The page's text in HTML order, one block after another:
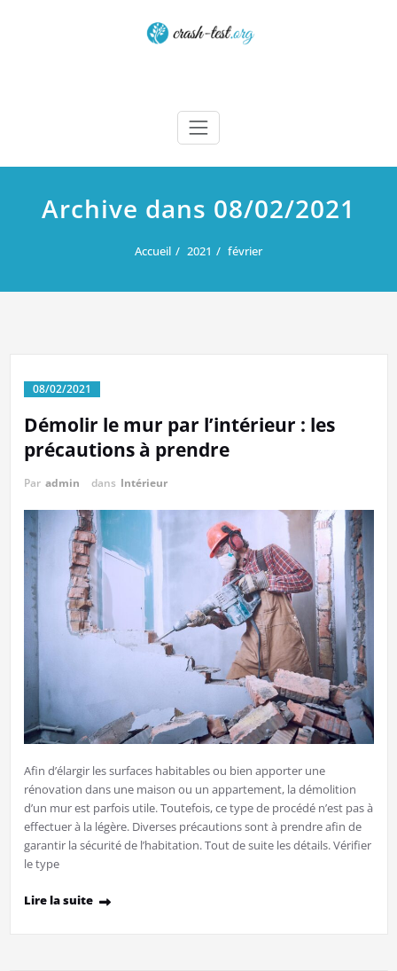
Archive dans 08/02/2021
Accueil 2021 février
08/02/2021
Démolir le mur par l’intérieur : les
précautions à prendre
Par admin dans Intérieur
Afin d’élargir les surfaces habitables ou bien apporter une
rénovation dans une maison ou un appartement, la démolition
d’un mur est parfois utile. Toutefois, ce type de procédé n’est pas à
effectuer à la légère. Diverses précautions sont à prendre afin de
garantir la sécurité de l’habitation. Tout de suite les détails. Vérifier
le type
Lire la suite